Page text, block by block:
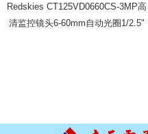
Redskies CT125VD0660CS-3MP高
清监控镜头6-60mm自动光圈1/2.5"